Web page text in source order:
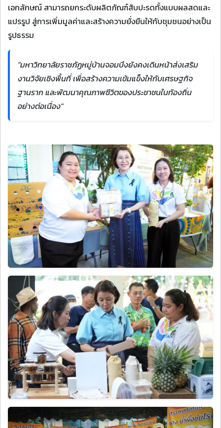
เอกลักษณ์ สามารถยกระดับผลิตภัณฑ์สับปะรดทั้งแบบผลสดและ
แปรรูป สู่การเพิ่มมูลค่าและสร้างความยั่งยืนให้กับชุมชนอย่างเป็น
รูปธรรม
"มหาวิทยาลัยราชภัฏหมู่บ้านจอมบึงยังคงเดินหน้าส่งเสริม
งานวิจัยเชิงพื้นที่ เพื่อสร้างความเข้มแข็งให้กับเศรษฐกิจ
ฐานราก และพัฒนาคุณภาพชีวิตของประชาชนในท้องถิ่น
อย่างต่อเนื่อง"